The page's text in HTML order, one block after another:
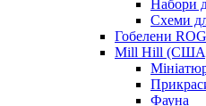
Набори
Схеми
Гобелени
Mill Hill
Фауна